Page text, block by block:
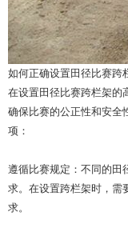
如何正确设置田径比赛跨
在设置田径比赛跨栏架的
确保比赛的公正性和安全
项：
遵循比赛规定：不同的田
求。在设置跨栏架时，需
求。